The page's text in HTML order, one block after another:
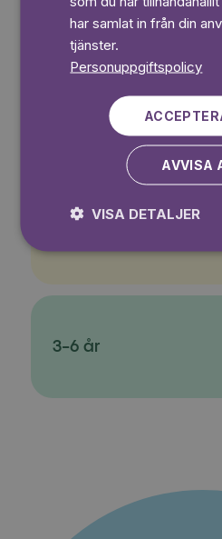
Rasmus Nalle
3-6 år
har samlat in från din
tjänster.
Personuppgiftspolicy
AVVISA
VISA DETALJER